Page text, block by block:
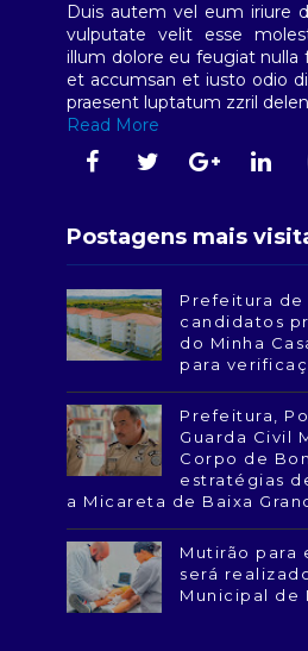
Duis autem vel eum iriure
vulputate velit esse
illum dolore eu feugiat nulla
et accumsan et iusto odio
praesent luptatum zzril
Read More
Postagens mais
Prefeitura de
candidatos
do Minha
para
Prefeitura,
Guarda Civil
Corpo de
estratégias
a Micareta de Baixa
Mutirão para
será
Municipal de